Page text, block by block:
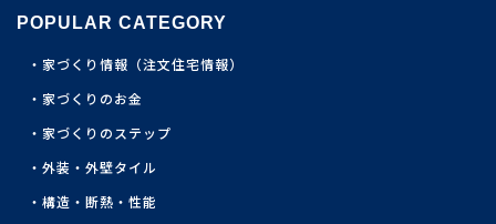
POPULAR CATEGORY
家づくり情報（注文住宅情報）
家づくりのお金
家づくりのステップ
外装・外壁タイル
構造・断熱・性能